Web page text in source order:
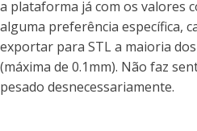
a plataforma já com os valores
alguma preferência específica,
exportar para STL a maioria
(máxima de 0.1mm). Não faz
pesado desnecessariamente.